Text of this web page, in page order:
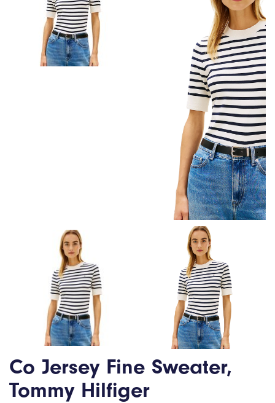
Co Jersey Fine Sweater,
Tommy Hilfiger